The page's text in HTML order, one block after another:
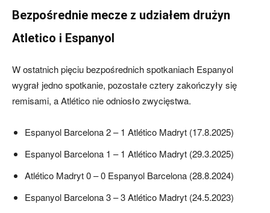
Bezpośrednie mecze z udziałem drużyn
Atletico i Espanyol
W ostatnich pięciu bezpośrednich spotkaniach Espanyol
wygrał jedno spotkanie, pozostałe cztery zakończyły się
remisami, a Atlético nie odniosło zwycięstwa.
Espanyol Barcelona 2 – 1 Atlético Madryt (17.8.2025)
Espanyol Barcelona 1 – 1 Atlético Madryt (29.3.2025)
Atlético Madryt 0 – 0 Espanyol Barcelona (28.8.2024)
Espanyol Barcelona 3 – 3 Atlético Madryt (24.5.2023)